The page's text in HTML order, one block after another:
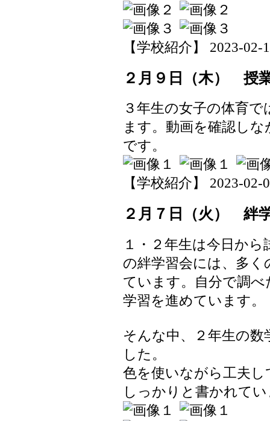
【学校紹介】 2023-02-
２月９日（木） 授
３年生の女子の体育
ます。動画を確認し
です。
【学校紹介】 2023-02-
２月７日（火） 絆
１・２年生は今日か
の絆学習会には、多
ています。自分で調
学習を進めています。
そんな中、２年生の
した。
色を使いながら工夫
しっかりと書かれて